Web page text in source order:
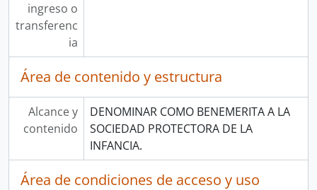
ingreso o
transferenc
ia
Área de contenido y estructura
Alcance y
contenido
DENOMINAR COMO BENEMERITA A LA
SOCIEDAD PROTECTORA DE LA
INFANCIA.
Área de condiciones de acceso y uso